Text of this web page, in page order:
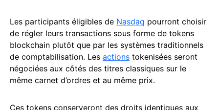
Les participants éligibles de Nasdaq pourront choisir
de régler leurs transactions sous forme de tokens
blockchain plutôt que par les systèmes traditionnels
de comptabilisation. Les actions tokenisées seront
négociées aux côtés des titres classiques sur le
même carnet d’ordres et au même prix.
Ces tokens conserveront des droits identiques aux